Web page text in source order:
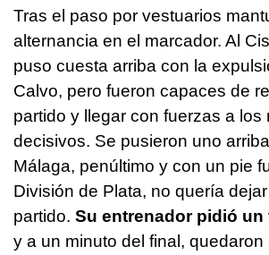
Tras el paso por vestuarios
alternancia en el marcador. Al
puso cuesta arriba con la
Calvo, pero fueron capaces de
partido y llegar con fuerzas a los
decisivos. Se pusieron uno arriba
Málaga, penúltimo y con un pie
División de Plata, no quería
partido. Su entrenador pidió un
y a un minuto del final, quedaron